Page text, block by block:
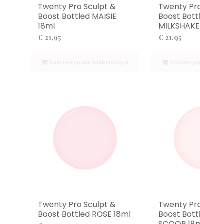
Twenty Pro Sculpt &
Boost Bottled MAISIE
18ml
€ 21,95
Twenty
Boost
€ 21,95
Twenty Pro Sculpt &
Boost Bottled ROSE 18ml
Twenty
Boost